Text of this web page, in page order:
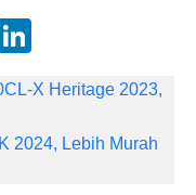
E
k
e
X Heritage 2023,
2024, Lebih Murah